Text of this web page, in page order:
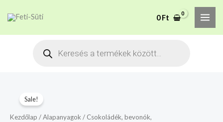
content
0Ft
Products
Sale!
Kezdőlap /Alapanyagok / Csokoládék, bevonók,
price
A mélyhűtött termékeket
csakis saját felelősségre
Megértettem